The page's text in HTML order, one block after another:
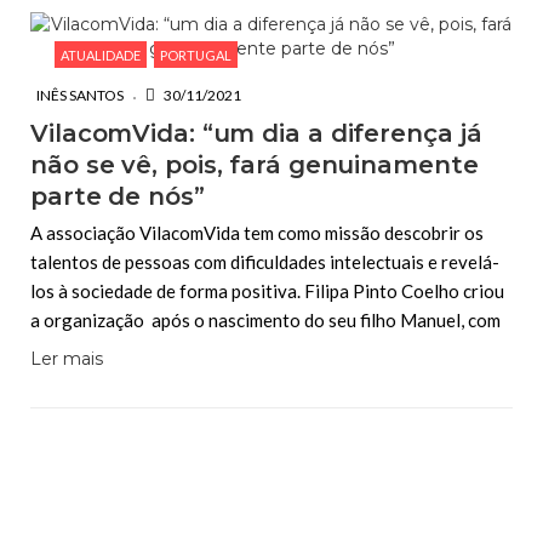
ATUALIDADE PORTUGAL
INÊS SANTOS 30/11/2021
VilacomVida: “um dia a diferença já
não se vê, pois, fará genuinamente
parte de nós”
A associação VilacomVida tem como missão descobrir os
talentos de pessoas com dificuldades intelectuais e revelá-
los à sociedade de forma positiva. Filipa Pinto Coelho criou
a organização após o nascimento do seu filho Manuel, com
Ler mais